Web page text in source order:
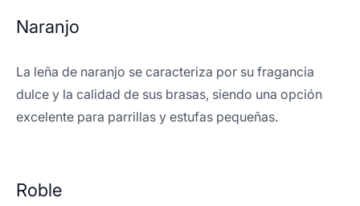
Naranjo
La leña de naranjo se caracteriza por su fragancia
dulce y la calidad de sus brasas, siendo una opción
excelente para parrillas y estufas pequeñas.
Roble